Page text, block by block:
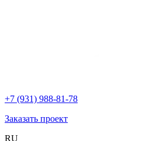
+7 (931) 988-81-78
Заказать проект
RU